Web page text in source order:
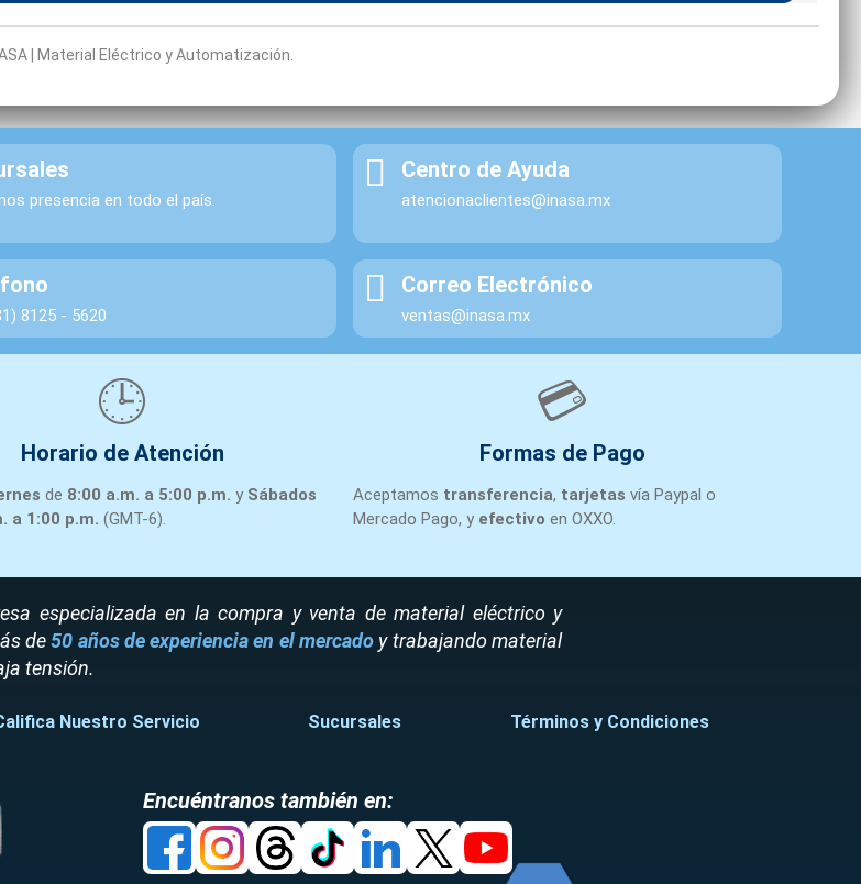
| Material Eléctrico y Automatización.
presencia en todo el país.
Centro de Ayuda
atencionaclientes@inasa.mx
8125 - 5620
Correo Electrónico
ventas@inasa.mx
🕒
Horario de Atención
de 8:00 a.m. a 5:00 p.m. y Sábados
a 1:00 p.m. (GMT-6).
💳
Formas de Pago
Aceptamos transferencia, tarjetas vía Paypal o
Mercado Pago, y efectivo en OXXO.
especializada en la compra y venta de material eléctrico y
de50 años de experiencia en el mercado y trabajando material
tensión.
Nuestro Servicio Sucursales Términos y Condiciones
Encuéntranos también en: